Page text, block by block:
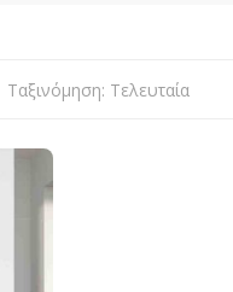
Ταξινόμηση: Τελευταία